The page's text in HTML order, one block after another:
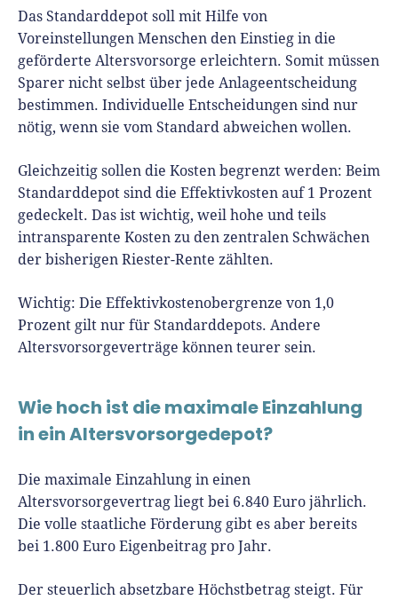
Das Standarddepot soll mit Hilfe von
Voreinstellungen Menschen den Einstieg in die
geförderte Altersvorsorge erleichtern. Somit müssen
Sparer nicht selbst über jede Anlageentscheidung
bestimmen. Individuelle Entscheidungen sind nur
nötig, wenn sie vom Standard abweichen wollen.
Gleichzeitig sollen die Kosten begrenzt werden: Beim
Standarddepot sind die Effektivkosten auf 1 Prozent
gedeckelt. Das ist wichtig, weil hohe und teils
intransparente Kosten zu den zentralen Schwächen
der bisherigen Riester-Rente zählten.
Wichtig: Die Effektivkostenobergrenze von 1,0
Prozent gilt nur für Standarddepots. Andere
Altersvorsorgeverträge können teurer sein.
Wie hoch ist die maximale Einzahlung
in ein Altersvorsorgedepot?
Die maximale Einzahlung in einen
Altersvorsorgevertrag liegt bei 6.840 Euro jährlich.
Die volle staatliche Förderung gibt es aber bereits
bei 1.800 Euro Eigenbeitrag pro Jahr.
Der steuerlich absetzbare Höchstbetrag steigt. Für